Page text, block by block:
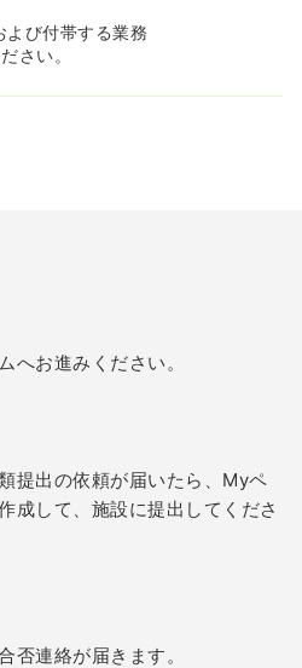
よび付帯する業務
さい。
へお進みください。
提出の依頼が届いたら、Myペ
成して、施設に提出してくださ
否連絡が届きます。